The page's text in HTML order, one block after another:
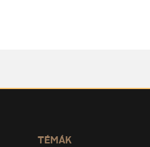
TÉMÁK